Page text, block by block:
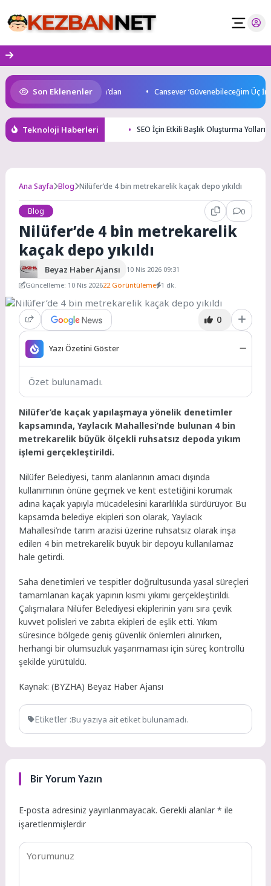
to
content
Son Eklenenler
start Başkan Büyükakın’dan Cansever ‘Güvenebileceğim Üç
Teknoloji Haberleri SEO İçin Etkili Başlık Oluşturma Yolları
Ana Sayfa Blog Nilüfer’de 4 bin metrekarelik kaçak depo yıkıldı
Blog 0
Nilüfer’de 4 bin metrekarelik
kaçak depo yıkıldı
Beyaz Haber Ajansı
10 Nis 2026 09:31
Güncelleme: 10 Nis 202622 Görüntüleme 1 dk.
0
Yazı Özetini Göster
Özet bulunamadı.
Nilüfer’de kaçak yapılaşmaya yönelik denetimler
kapsamında, Yaylacık Mahallesi’nde bulunan 4 bin
metrekarelik büyük ölçekli ruhsatsız depoda yıkım
işlemi gerçekleştirildi.
Nilüfer Belediyesi, tarım alanlarının amacı dışında
kullanımının önüne geçmek ve kent estetiğini korumak
adına kaçak yapıyla mücadelesini kararlılıkla sürdürüyor. Bu
kapsamda belediye ekipleri son olarak, Yaylacık
Mahallesi’nde tarım arazisi üzerine ruhsatsız olarak inşa
edilen 4 bin metrekarelik büyük bir depoyu kullanılamaz
hale getirdi.
Saha denetimleri ve tespitler doğrultusunda yasal süreçleri
tamamlanan kaçak yapının kısmi yıkımı gerçekleştirildi.
Çalışmalara Nilüfer Belediyesi ekiplerinin yanı sıra çevik
kuvvet polisleri ve zabıta ekipleri de eşlik etti. Yıkım
süresince bölgede geniş güvenlik önlemleri alınırken,
herhangi bir olumsuzluk yaşanmaması için süreç kontrollü
şekilde yürütüldü.
Kaynak: (BYZHA) Beyaz Haber Ajansı
Etiketler :Bu yazıya ait etiket bulunamadı.
Bir Yorum Yazın
E-posta adresiniz yayınlanmayacak. Gerekli alanlar* ile
işaretlenmişlerdir